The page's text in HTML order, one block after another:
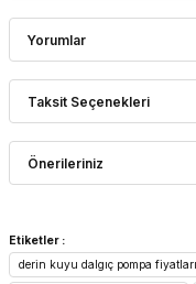
Yorumlar
Bu
Taksit Seçenekleri
Önerileriniz
konularda yetersiz
kullanarak tarafımıza
Etiketler :
derin kuyu dalgıç pompa fiyatları